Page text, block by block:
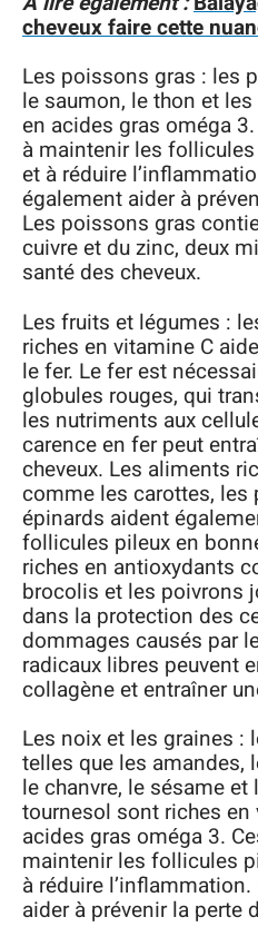
cheveux faire cette
Les poissons gras : les
le saumon, le thon et
en acides gras oméga
à maintenir les
et à réduire
également aider à
Les poissons gras
cuivre et du zinc, deux
santé des cheveux.
Les fruits et légumes :
riches en vitamine C
le fer. Le fer est
globules rouges, qui
les nutriments aux
carence en fer peut
cheveux. Les aliments
comme les carottes, les
épinards aident
follicules pileux en
riches en antioxydants
brocolis et les poivrons
dans la protection des
dommages causés par
radicaux libres peuvent
collagène et entraîner
Les noix et les graines :
telles que les amandes,
le chanvre, le sésame
tournesol sont riches en
acides gras oméga 3.
maintenir les follicules
à réduire
aider à prévenir la perte